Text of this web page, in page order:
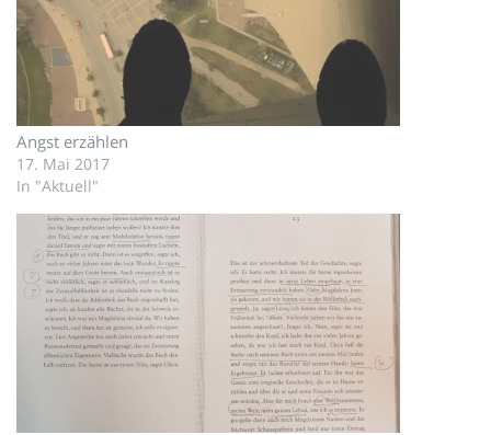
Angst erzählen
17. Mai 2017
In "Aktuell"